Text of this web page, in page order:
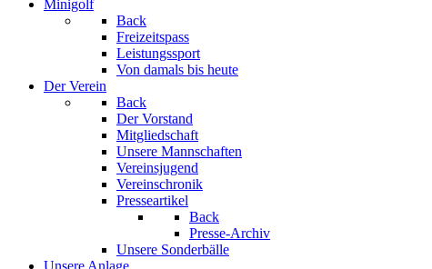
Minigolf
Back
Freizeitspass
Leistungssport
Von damals bis heute
Der Verein
Back
Der Vorstand
Mitgliedschaft
Unsere Mannschaften
Vereinsjugend
Vereinschronik
Presseartikel
Back
Presse-Archiv
Unsere Sonderbälle
Unsere Anlage